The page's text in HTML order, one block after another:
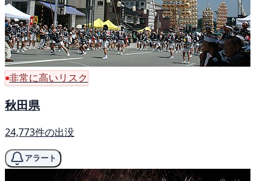
非常に高いリスク
秋田県
24,773件の出没
アラート